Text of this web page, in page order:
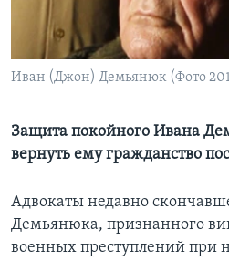
Learning English
СОЦИАЛЬНЫЕ СЕТИ
Языки
Иван (Джон) Демьянюк (Фото
Защита покойного Ивана
вернуть ему гражданство
Адвокаты недавно
Демьянюка, признанного
военных преступлений при